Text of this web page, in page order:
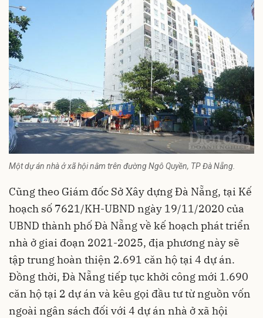
Một dự án nhà ở xã hội nằm trên đường Ngô Quyền, TP Đà Nẵng.
Cũng theo Giám đốc Sở Xây dựng Đà Nẵng, tại Kế
hoạch số 7621/KH-UBND ngày 19/11/2020 của
UBND thành phố Đà Nẵng về kế hoạch phát triển
nhà ở giai đoạn 2021-2025, địa phương này sẽ
tập trung hoàn thiện 2.691 căn hộ tại 4 dự án.
Đồng thời, Đà Nẵng tiếp tục khởi công mới 1.690
căn hộ tại 2 dự án và kêu gọi đầu tư từ nguồn vốn
ngoài ngân sách đối với 4 dự án nhà ở xã hội